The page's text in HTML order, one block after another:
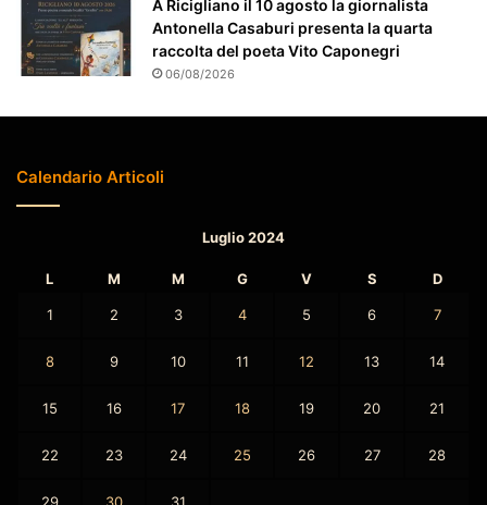
t
o
A Ricigliano il 10 agosto la giornalista
Antonella Casaburi presenta la quarta
raccolta del poeta Vito Caponegri
06/08/2026
Calendario Articoli
Luglio 2024
L M M G V S D
1 2 3 4 5 6 7
8 9 10 11 12 13 14
15 16 17 18 19 20 21
22 23 24 25 26 27 28